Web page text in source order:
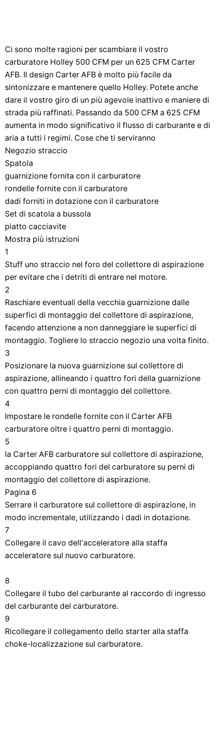
Ci sono molte ragioni per scambiare il vostro
carburatore Holley 500 CFM per un 625 CFM Carter
AFB. Il design Carter AFB è molto più facile da
sintonizzare e mantenere quello Holley. Potete anche
dare il vostro giro di un più agevole inattivo e maniere di
strada più raffinati. Passando da 500 CFM a 625 CFM
aumenta in modo significativo il flusso di carburante e di
aria a tutti i regimi. Cose che ti serviranno
Negozio straccio
Spatola
guarnizione fornita con il carburatore
rondelle fornite con il carburatore
dadi forniti in dotazione con il carburatore
Set di scatola a bussola
piatto cacciavite
Mostra più istruzioni
1
Stuff uno straccio nel foro del collettore di aspirazione
per evitare che i detriti di entrare nel motore.
2
Raschiare eventuali della vecchia guarnizione dalle
superfici di montaggio del collettore di aspirazione,
facendo attenzione a non danneggiare le superfici di
montaggio. Togliere lo straccio negozio una volta finito.
3
Posizionare la nuova guarnizione sul collettore di
aspirazione, allineando i quattro fori della guarnizione
con quattro perni di montaggio del collettore.
4
Impostare le rondelle fornite con il Carter AFB
carburatore oltre i quattro perni di montaggio.
5
la Carter AFB carburatore sul collettore di aspirazione,
accoppiando quattro fori del carburatore su perni di
montaggio del collettore di aspirazione.
Pagina 6
Serrare il carburatore sul collettore di aspirazione, in
modo incrementale, utilizzando i dadi in dotazione.
7
Collegare il cavo dell'acceleratore alla staffa
acceleratore sul nuovo carburatore.
8
Collegare il tubo del carburante al raccordo di ingresso
del carburante del carburatore.
9
Ricollegare il collegamento dello starter alla staffa
choke-localizzazione sul carburatore.